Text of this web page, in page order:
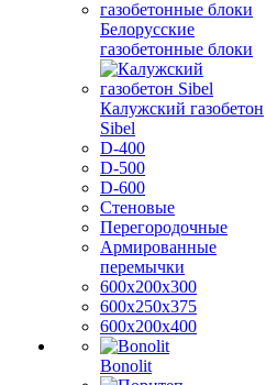
Белорусские
газобетонные блоки
Калужский газобетон
Sibel
D-400
D-500
D-600
Стеновые
Перегородочные
Армированные
перемычки
600х200х300
600х250х375
600х200х400
Bonolit